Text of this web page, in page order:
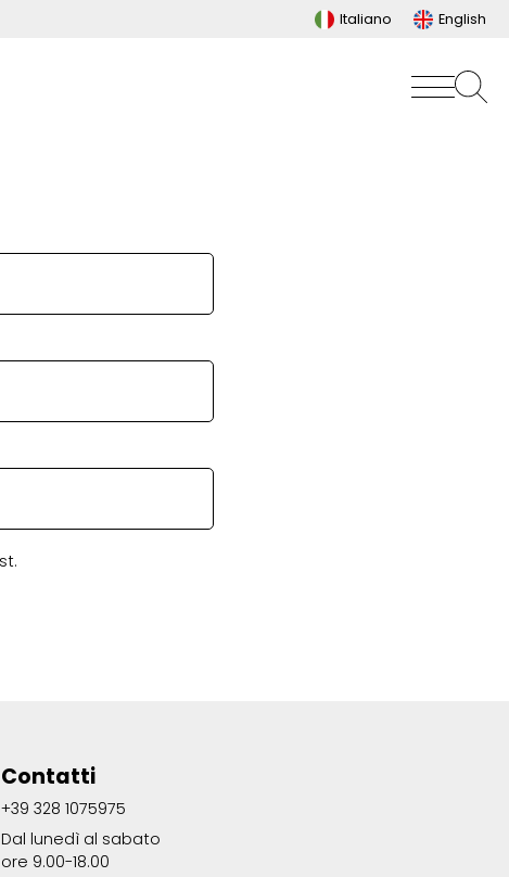
Italiano English
Contatti
+39 328 1075975
Dal lunedì al sabato
ore 9.00-18.00